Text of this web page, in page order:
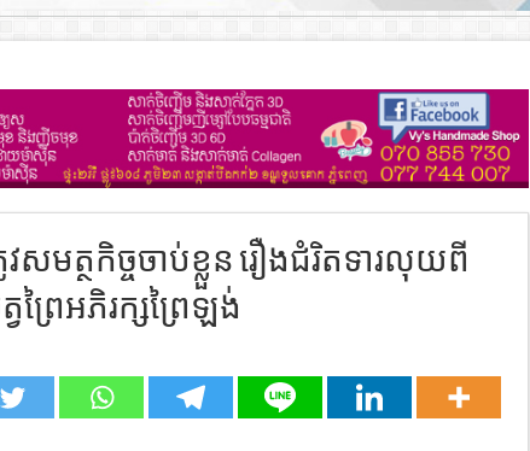
សមត្ថកិច្ចចាប់ខ្លួន រឿងជំរិតទារលុយពី
រៃអភិរក្សព្រៃឡង់